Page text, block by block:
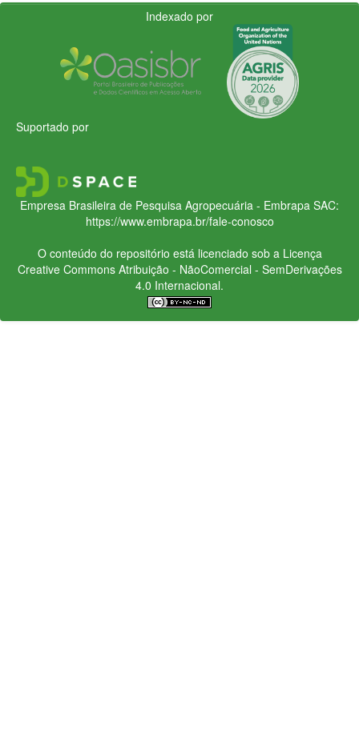
Indexado por
Suportado por
Empresa Brasileira de Pesquisa Agropecuária - Embrapa SAC:
https://www.embrapa.br/fale-conosco
O conteúdo do repositório está licenciado sob a Licença
Creative CommonsAtribuição - NãoComercial - SemDerivações
4.0 Internacional.